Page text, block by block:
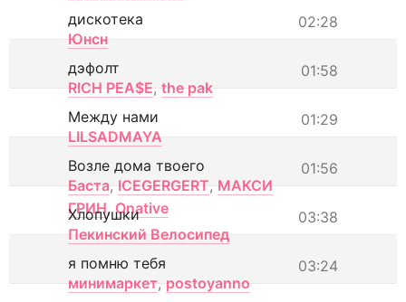
02:28
дискотека
Юнсн
01:58
дэфолт
RICH PEA$E, the pak
01:29
Между нами
LILSADMAYA
01:56
Возле дома твоего
Баста, ICEGERGERT, МАКСИ
ГРИН, Onative 03:38
Хлопушки
Пекинский Велосипед
03:24
я помню тебя
минимаркет, postoyanno